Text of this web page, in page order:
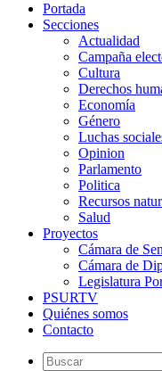
Portada
Secciones
Actualidad
Campaña
Cultura
Derechos
Economía
Género
Luchas
Opinion
Parlamento
Politica
Recursos
Salud
Proyectos
Cámara de
Cámara de
Legislatura
PSURTV
Quiénes somos
Contacto